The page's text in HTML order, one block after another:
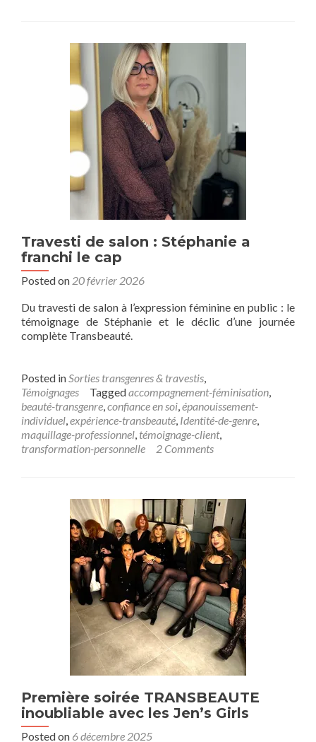
Travesti de salon : Stéphanie a
franchi le cap
Posted on 20 février 2026
Du travesti de salon à l’expression féminine en public : le
témoignage de Stéphanie et le déclic d’une journée
complète Transbeauté.
Posted inSorties transgenres & travestis,
Témoignages
Taggedaccompagnement-féminisation,
beauté-transgenre,confiance en soi,épanouissement-
individuel,expérience-transbeauté, Identité-de-genre,
maquillage-professionnel, témoignage-client,
transformation-personnelle
2 Comments
Première soirée TRANSBEAUTE
inoubliable avec les Jen’s Girls
Posted on 6 décembre 2025